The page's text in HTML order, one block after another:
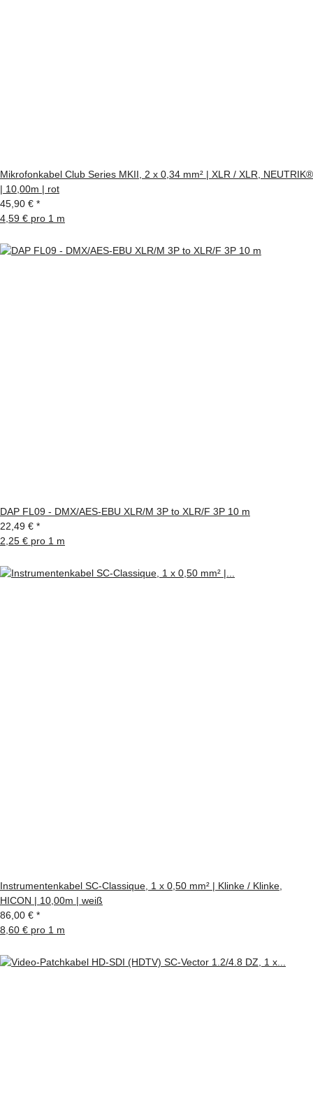
Mikrofonkabel Club Series MKII, 2 x 0,34 mm² | XLR / XLR, NEUTRIK®
| 10,00m | rot
45,90 € *
4,59 € pro 1 m
DAP FL09 - DMX/AES-EBU XLR/M 3P to XLR/F 3P 10 m
22,49 € *
2,25 € pro 1 m
Instrumentenkabel SC-Classique, 1 x 0,50 mm² | Klinke / Klinke,
HICON | 10,00m | weiß
86,00 € *
8,60 € pro 1 m